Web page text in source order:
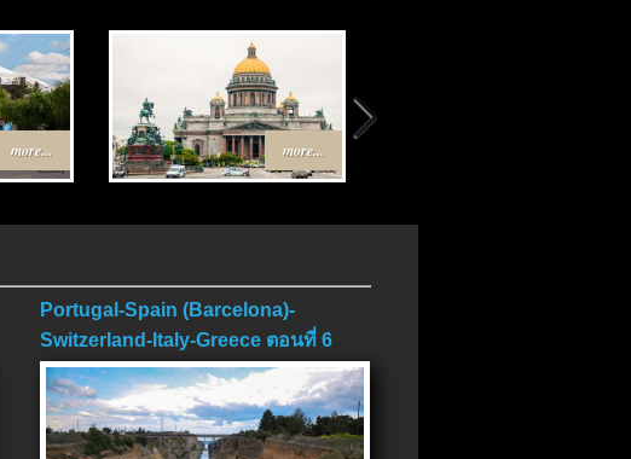
more... more...
Portugal-Spain (Barcelona)-
Switzerland-Italy-Greece ตอนที่ 6
ตอนจบ